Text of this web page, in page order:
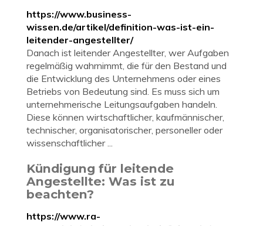
https://www.business-
wissen.de/artikel/definition-was-ist-ein-
leitender-angestellter/
Danach ist leitender Angestellter, wer Aufgaben
regelmäßig wahrnimmt, die für den Bestand und
die Entwicklung des Unternehmens oder eines
Betriebs von Bedeutung sind. Es muss sich um
unternehmerische Leitungsaufgaben handeln.
Diese können wirtschaftlicher, kaufmännischer,
technischer, organisatorischer, personeller oder
wissenschaftlicher ...
Kündigung für leitende
Angestellte: Was ist zu
beachten?
https://www.ra-